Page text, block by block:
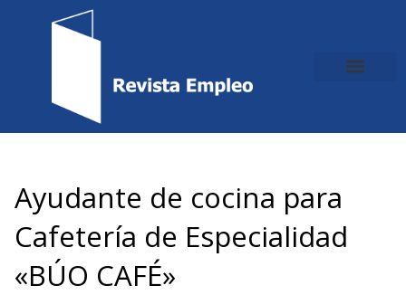
Ayudante de cocina para
Cafetería de Especialidad
«BÚO CAFÉ»